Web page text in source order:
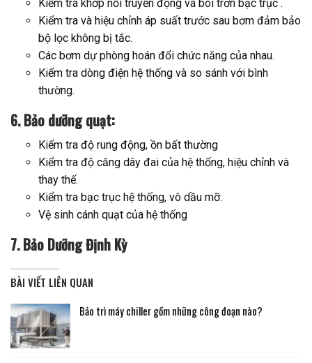
Kiểm tra khớp nối truyền động và bôi trơn bạc trục .
Kiểm tra và hiệu chỉnh áp suất trước sau bơm đảm bảo
bộ lọc không bị tắc.
Các bơm dự phòng hoán đổi chức năng của nhau.
Kiểm tra dòng điện hệ thống và so sánh với bình
thường.
6. Bảo dưỡng quạt:
Kiểm tra độ rung động, ồn bất thường
Kiểm tra độ căng dây đai của hệ thống, hiệu chỉnh và
thay thế.
Kiểm tra bạc trục hệ thống, vô dầu mỡ.
Vệ sinh cánh quạt của hệ thống
7. Bảo Dưỡng Định Kỳ
BÀI VIẾT LIÊN QUAN
Bảo trì máy chiller gồm những công đoạn nào?